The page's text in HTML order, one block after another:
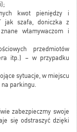
kwot pieniędzy i
jak szafa, doniczka z
włamywaczom i
przedmiotów
itp.) – w przypadku
sytuacje, w miejscu
na parkingu.
zabezpieczmy swoje
się odstraszyć dzięki